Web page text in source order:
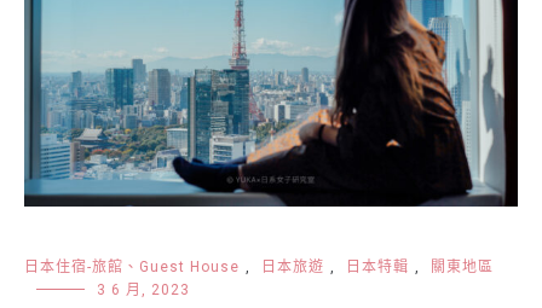
日本住宿-旅館、Guest House , 日本旅遊 , 日本特輯 ,
關東地區
3 6 月, 2023